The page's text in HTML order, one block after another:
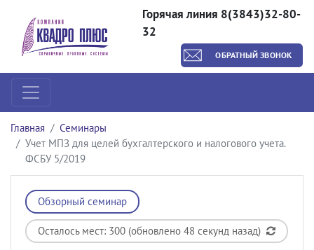
Горячая линия 8(3843)32-80-
32
ОБРАТНЫЙ ЗВОНОК
Главная
Семинары
Учет МПЗ для целей бухгалтерского и налогового учета.
ФСБУ 5/2019
Обзорный семинар
Осталось мест: 300 (обновлено 48 секунд назад)